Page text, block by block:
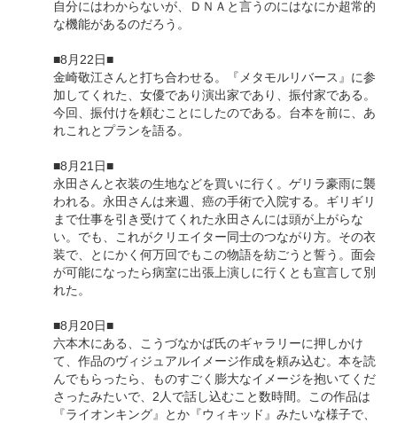
自分にはわからないが、ＤＮＡと言うのにはなにか超常的
な機能があるのだろう。
■8月22日■
金崎敬江さんと打ち合わせる。『メタモルリバース』に参
加してくれた、女優であり演出家であり、振付家である。
今回、振付けを頼むことにしたのである。台本を前に、あ
れこれとプランを語る。
■8月21日■
永田さんと衣装の生地などを買いに行く。ゲリラ豪雨に襲
われる。永田さんは来週、癌の手術で入院する。ギリギリ
まで仕事を引き受けてくれた永田さんには頭が上がらな
い。でも、これがクリエイター同士のつながり方。その衣
装で、とにかく何万回でもこの物語を紡ごうと誓う。面会
が可能になったら病室に出張上演しに行くとも宣言して別
れた。
■8月20日■
六本木にある、こうづなかば氏のギャラリーに押しかけ
て、作品のヴィジュアルイメージ作成を頼み込む。本を読
んでもらったら、ものすごく膨大なイメージを抱いてくだ
さったみたいで、2人で話し込むこと数時間。この作品は
『ライオンキング』とか『ウィキッド』みたいな様子で、